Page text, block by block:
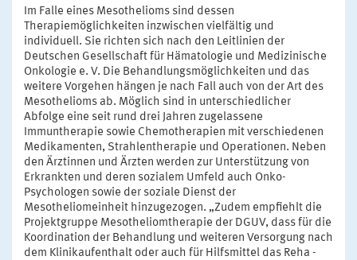
Im Falle eines Mesothelioms sind dessen
Therapiemöglichkeiten inzwischen vielfältig und
individuell. Sie richten sich nach den Leitlinien der
Deutschen Gesellschaft für Hämatologie und Medizinische
Onkologie e. V. Die Behandlungsmöglichkeiten und das
weitere Vorgehen hängen je nach Fall auch von der Art des
Mesothelioms ab. Möglich sind in unterschiedlicher
Abfolge eine seit rund drei Jahren zugelassene
Immuntherapie sowie Chemotherapien mit verschiedenen
Medikamenten, Strahlentherapie und Operationen. Neben
den Ärztinnen und Ärzten werden zur Unterstützung von
Erkrankten und deren sozialem Umfeld auch Onko-
Psychologen sowie der soziale Dienst der
Mesotheliomeinheit hinzugezogen. „Zudem empfiehlt die
Projektgruppe Mesotheliomtherapie der DGUV, dass für die
Koordination der Behandlung und weiteren Versorgung nach
dem Klinikaufenthalt oder auch für Hilfsmittel das Reha -